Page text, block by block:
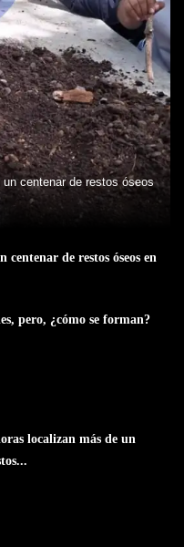
centenar de restos óseos
centenar de restos óseos en
pero, ¿cómo se forman?
localizan más de un